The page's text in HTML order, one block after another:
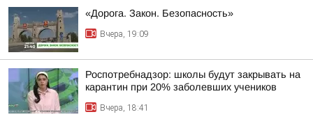
«Дорога. Закон. Безопасность»
Вчера, 19:09
Роспотребнадзор: школы будут закрывать на
карантин при 20% заболевших учеников
Вчера, 18:41